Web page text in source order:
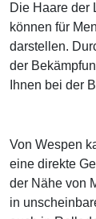
Die Haare der
können für
darstellen.
der
Ihnen bei der
Von Wespen
eine direkte
der Nähe von
in